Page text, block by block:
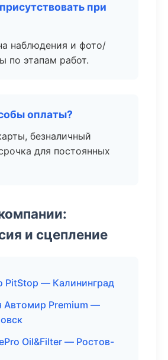
при
наблюдения и фото/
по этапам работ.
оплаты?
безналичный
для постоянных
и сцепление
PitStop — Калининград
Автомир Premium —
Oil&Filter — Ростов-